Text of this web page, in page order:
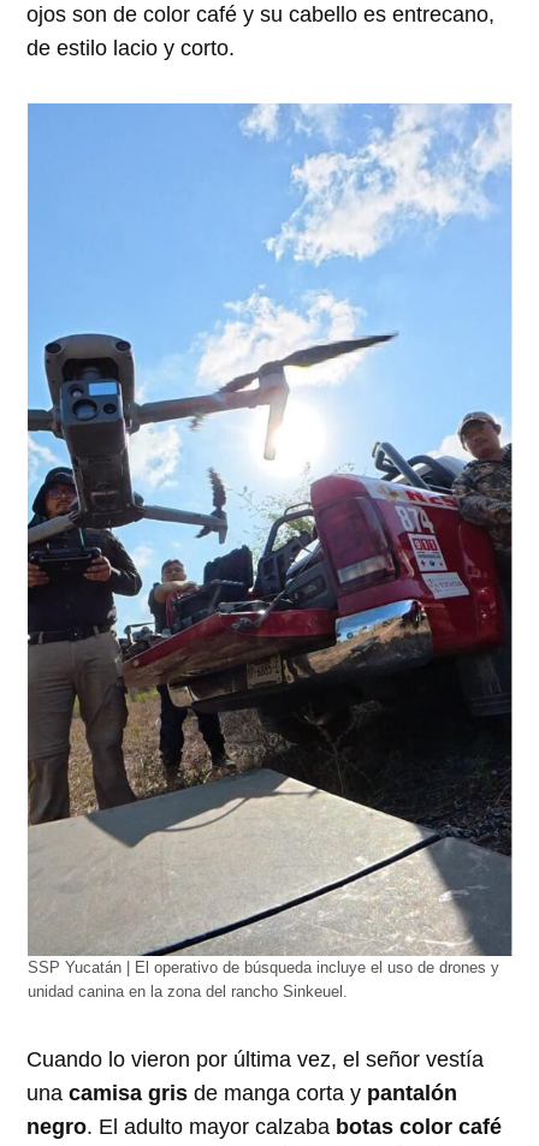
ojos son de color café y su cabello es entrecano,
de estilo lacio y corto.
SSP Yucatán | El operativo de búsqueda incluye el uso de drones y
unidad canina en la zona del rancho Sinkeuel.
Cuando lo vieron por última vez, el señor vestía
unacamisa gris de manga corta y pantalón
negro. El adulto mayor calzaba botas color café